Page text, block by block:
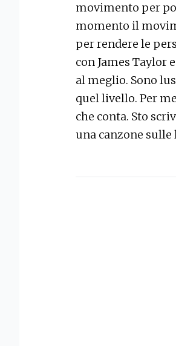
movimento per
momento il
per rendere le
con James Taylor
al meglio. Sono
quel livello. Per
che conta. Sto
una canzone sulle